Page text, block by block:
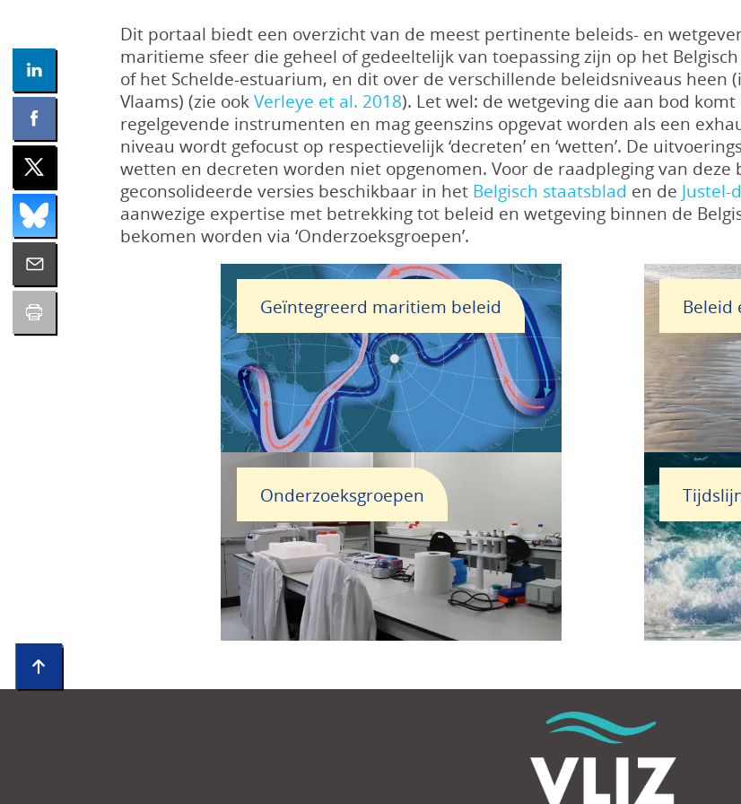
Dit portaal biedt een overzicht van de meest pertinente beleids- en
maritieme sfeer die geheel of gedeeltelijk van toepassing zijn op het
of het Schelde-estuarium, en dit over de verschillende beleidsniveaus heen
Vlaams) (zie ookVerleye et al. 2018). Let wel: de wetgeving die aan bod
regelgevende instrumenten en mag geenszins opgevat worden als een
niveau wordt gefocust op respectievelijk ‘decreten’ en ‘wetten’. De
wetten en decreten worden niet opgenomen. Voor de raadpleging van
geconsolideerde versies beschikbaar in het Belgisch staatsblad en de Justel-
aanwezige expertise met betrekking tot beleid en wetgeving binnen de
bekomen worden via ‘Onderzoeksgroepen’.
Geïntegreerd maritiem beleid Beleid
Onderzoeksgroepen